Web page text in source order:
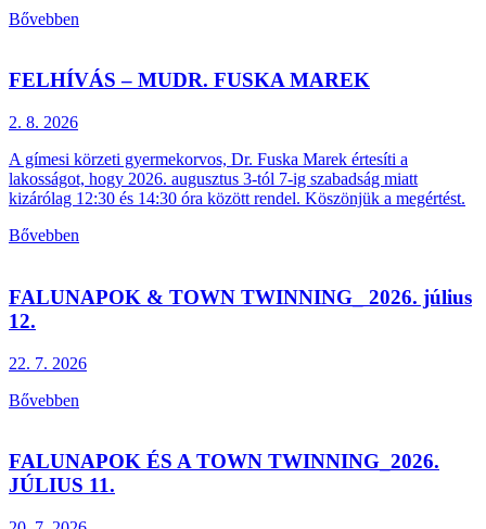
Bővebben
FELHÍVÁS – MUDR. FUSKA MAREK
2. 8. 2026
A gímesi körzeti gyermekorvos, Dr. Fuska Marek értesíti a
lakosságot, hogy 2026. augusztus 3-tól 7-ig szabadság miatt
kizárólag 12:30 és 14:30 óra között rendel. Köszönjük a megértést.
Bővebben
FALUNAPOK & TOWN TWINNING_ 2026. július
12.
22. 7. 2026
Bővebben
FALUNAPOK ÉS A TOWN TWINNING_2026.
JÚLIUS 11.